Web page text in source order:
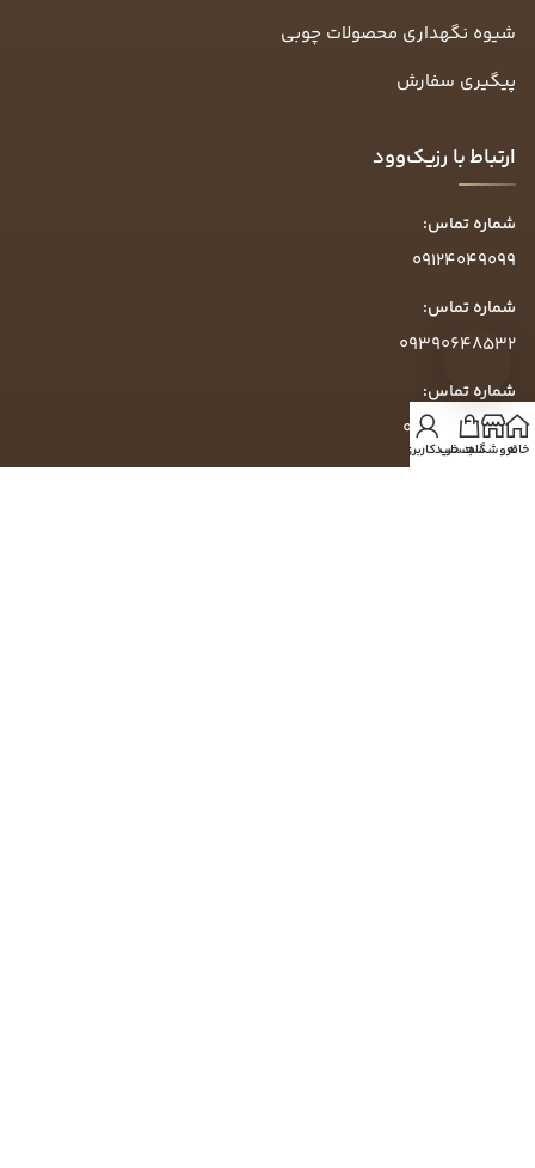
شیوه نگهداری محصولات چوبی
پیگیری سفارش
ارتباط با رزیک‌وود
شماره تماس:
09124049099
شماره تماس:
09390648532
شماره تماس:
09304049099
ساعت پاسخگویی:
خانهفروشگاهسبد خرید
حساب کاربری من